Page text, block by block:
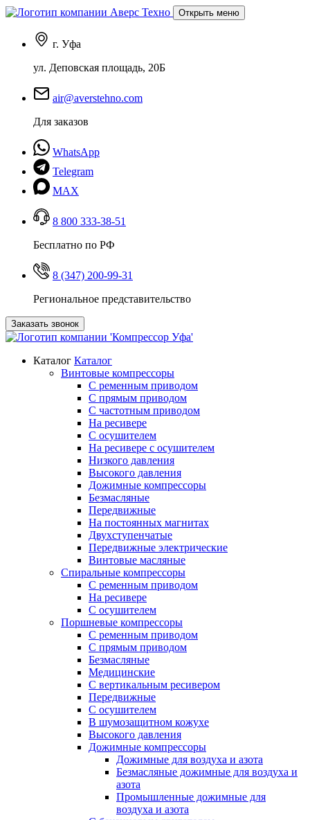
Открыть меню
г. Уфа
ул. Деповская площадь, 20Б
air@averstehno.com
Для заказов
WhatsApp
Telegram
MAX
8 800 333-38-51
Бесплатно по РФ
8 (347) 200-99-31
Региональное представительство
Заказать звонок
Каталог Каталог
Винтовые компрессоры
С ременным приводом
С прямым приводом
С частотным приводом
На ресивере
С осушителем
На ресивере с осушителем
Низкого давления
Высокого давления
Дожимные компрессоры
Безмасляные
Передвижные
На постоянных магнитах
Двухступенчатые
Передвижные электрические
Винтовые масляные
Спиральные компрессоры
С ременным приводом
На ресивере
С осушителем
Поршневые компрессоры
С ременным приводом
С прямым приводом
Безмасляные
Медицинские
С вертикальным ресивером
Передвижные
С осушителем
В шумозащитном кожухе
Высокого давления
Дожимные компрессоры
Дожимные для воздуха и азота
Безмасляные дожимные для воздуха и
азота
Промышленные дожимные для
воздуха и азота